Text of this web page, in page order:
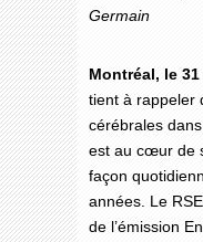
Germain
Montréal, le
tient à rappeler
cérébrales
est au cœur de
façon
années. Le
de l’émission